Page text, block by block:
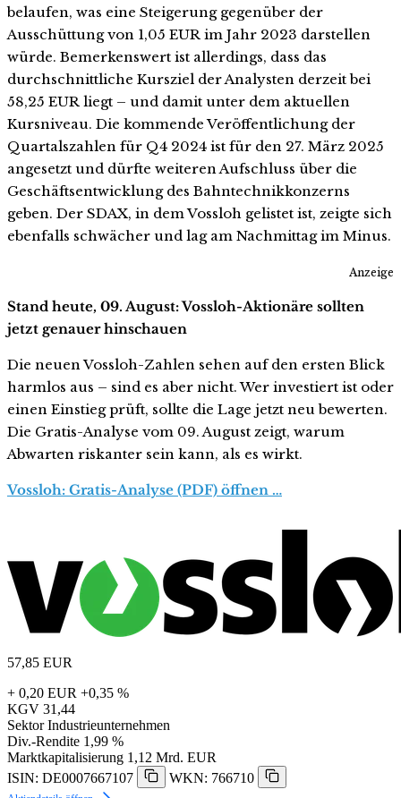
belaufen, was eine Steigerung gegenüber der
Ausschüttung von 1,05 EUR im Jahr 2023 darstellen
würde. Bemerkenswert ist allerdings, dass das
durchschnittliche Kursziel der Analysten derzeit bei
58,25 EUR liegt – und damit unter dem aktuellen
Kursniveau. Die kommende Veröffentlichung der
Quartalszahlen für Q4 2024 ist für den 27. März 2025
angesetzt und dürfte weiteren Aufschluss über die
Geschäftsentwicklung des Bahntechnikkonzerns
geben. Der SDAX, in dem Vossloh gelistet ist, zeigte sich
ebenfalls schwächer und lag am Nachmittag im Minus.
Anzeige
Stand heute, 09. August: Vossloh-Aktionäre sollten
jetzt genauer hinschauen
Die neuen Vossloh-Zahlen sehen auf den ersten Blick
harmlos aus – sind es aber nicht. Wer investiert ist oder
einen Einstieg prüft, sollte die Lage jetzt neu bewerten.
Die Gratis-Analyse vom 09. August zeigt, warum
Abwarten riskanter sein kann, als es wirkt.
Vossloh: Gratis-Analyse (PDF) öffnen …
57,85 EUR
+ 0,20 EUR +0,35 %
KGV 31,44
Sektor Industrieunternehmen
Div.-Rendite 1,99 %
Marktkapitalisierung 1,12 Mrd. EUR
ISIN: DE0007667107
WKN: 766710